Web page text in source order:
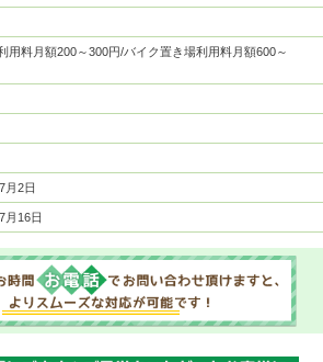
用料月額200～300円/バイク置き場利用料月額600～
月2日
月16日